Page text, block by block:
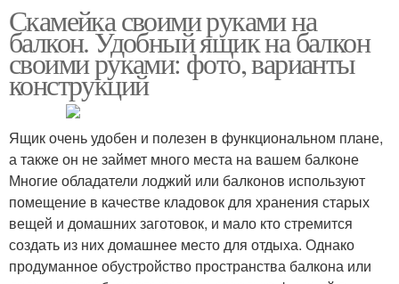
Скамейка своими руками на
балкон. Удобный ящик на балкон
своими руками: фото, варианты
конструкций
Ящик очень удобен и полезен в функциональном плане,
а также он не займет много места на вашем балконе
Многие обладатели лоджий или балконов используют
помещение в качестве кладовок для хранения старых
вещей и домашних заготовок, и мало кто стремится
создать из них домашнее место для отдыха. Однако
продуманное обустройство пространства балкона или